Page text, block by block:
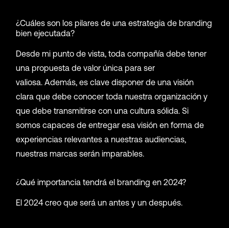
¿Cuáles son los pilares de una estrategia de branding
bien ejecutada?
Desde mi punto de vista, toda compañía debe tener
una propuesta de valor única para ser
valiosa. Además, es clave disponer de una visión
clara que debe conocer toda nuestra organización y
que debe transmitirse con una cultura sólida. Si
somos capaces de entregar esa visión en forma de
experiencias relevantes a nuestras audiencias,
nuestras marcas serán imparables.
¿Qué importancia tendrá el branding en 2024?
El 2024 creo que será un antes y un después.